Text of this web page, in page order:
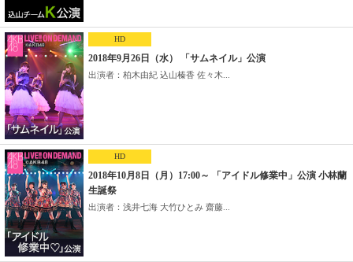
HD
2018年9月26日（水） 「サムネイル」公演
出演者：柏木由紀 込山榛香 佐々木...
HD
2018年10月8日（月）17:00～ 「アイドル修業中」公演 小林蘭
生誕祭
出演者：浅井七海 大竹ひとみ 齋藤...